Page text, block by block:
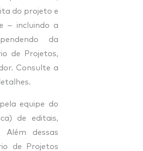
do projeto e
– incluindo a
da
de Projetos,
Consulte a
equipe do
de editais,
Além dessas
de Projetos